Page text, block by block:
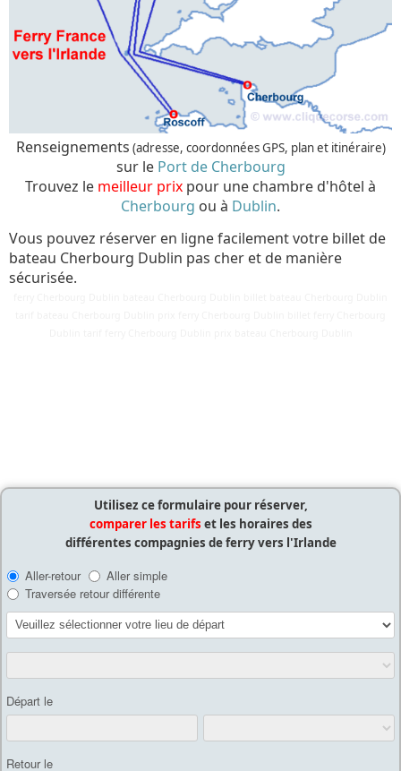
Renseignements (adresse, coordonnées GPS, plan et itinéraire)
sur le Port de Cherbourg
Trouvez le meilleur prix pour une chambre d'hôtel à
Cherbourg ou à Dublin.
Vous pouvez réserver en ligne facilement votre billet de
bateau Cherbourg Dublin pas cher et de manière
sécurisée.
Utilisez ce formulaire pour réserver,
comparer les tarifs et les horaires des
différentes compagnies de ferry vers l'Irlande